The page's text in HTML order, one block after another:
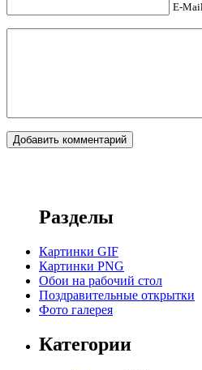
E-
Разделы
Картинки GIF
Картинки PNG
Обои на рабочий стол
Поздравительные открытки
Фото галерея
Категории